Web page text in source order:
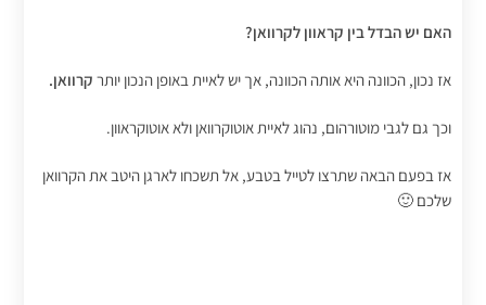
האם יש הבדל בין קראוון לקרוואן?
אז נכון, הכוונה היא אותה הכוונה, אך יש לאיית באופן הנכון יותר קרוואן.
וכך גם לגבי מוטורהום, נהוג לאיית אוטוקרוואן ולא אוטוקראוון.
אז בפעם הבאה שתרצו לטייל בטבע, אל תשכחו לארגן היטב את הקרוואן
שלכם 🙂